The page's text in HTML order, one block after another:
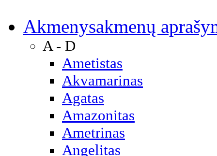
Akmenysakmenų
A - D
Ametistas
Akvamarinas
Agatas
Amazonitas
Ametrinas
Angelitas